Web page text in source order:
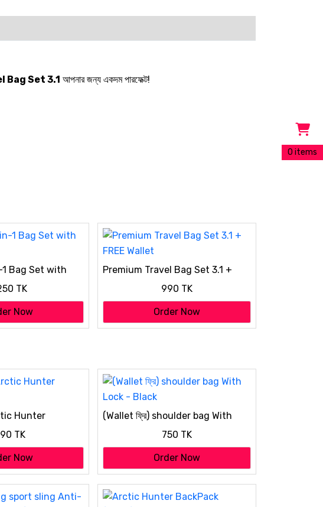
Bag Set 3.1 আপনার জন্য একদম পারফেক্ট!
Bag Set with
TK
Now
Premium Travel Bag Set 3.1 +
990 TK
Order Now
Hunter
TK
Now
(Wallet ফ্রি) shoulder bag With
750 TK
Order Now
0 items